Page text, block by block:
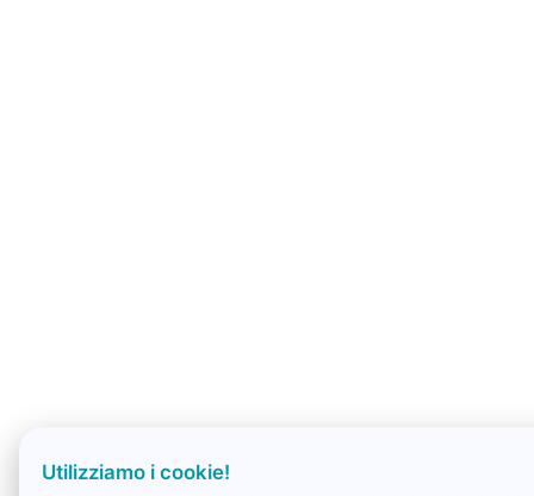
Utilizziamo i cookie!